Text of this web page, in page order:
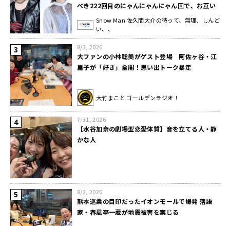
べき222回目のにゃんにゃんにゃん回で、お互い
ねこが好きなのに…」
Snow Man 佐久間大介の待って、無理、しんど
い、、
8/3, 2026
大ファンの小林聡美がゲスト登場 阿佐ヶ谷・江
里子が「好き」全開！思い出トーク暴走
大竹まこと ゴールデンラジオ！
7/31, 2026
【水谷加奈の劇場型恋愛体質】音を立てる人・静
かな人
8/2, 2026
熊本巡業の目印だったイオンモールで爆発 落語
家・春風亭一蔵が地震被害を案じる